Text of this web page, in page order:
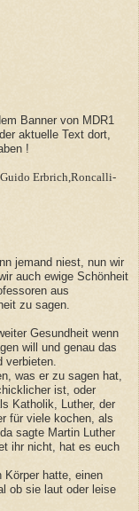
Banner von MDR1
aktuelle Text dort,
!
Guido Erbrich,Roncalli-
jemand niest, nun wir
auch ewige Schönheit
aus
zu sagen.
Gesundheit wenn
will und genau das
was er zu sagen hat,
ist, oder
Katholik, Luther, der
für viele kochen, als
sagte Martin Luther
ihr nicht, hat es euch
Körper hatte, einen
ob sie laut oder leise